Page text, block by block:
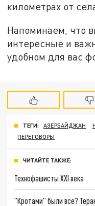
километрах от
Напоминаем, что
интересные и
удобном для вас
ТЕГИ: АЗЕРБАЙДЖАН
ПЕРЕГОВОРЫ
ЧИТАЙТЕ ТАКЖЕ:
Технофашисты XXI века
"Кротами" были все?